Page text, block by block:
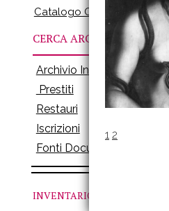
Catalogo Online
CERCA ARCHIVI
Archivio Inventari
Prestiti
Restauri
Iscrizioni
Fonti Documenti
INVENTARIO
1 2